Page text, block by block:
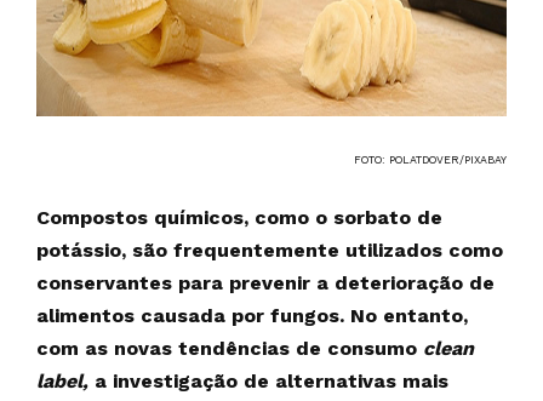
FOTO: POLATDOVER/PIXABAY
Compostos químicos, como o sorbato de
potássio, são frequentemente utilizados como
conservantes para prevenir a deterioração de
alimentos causada por fungos. No entanto,
com as novas tendências de consumo clean
label, a investigação de alternativas mais